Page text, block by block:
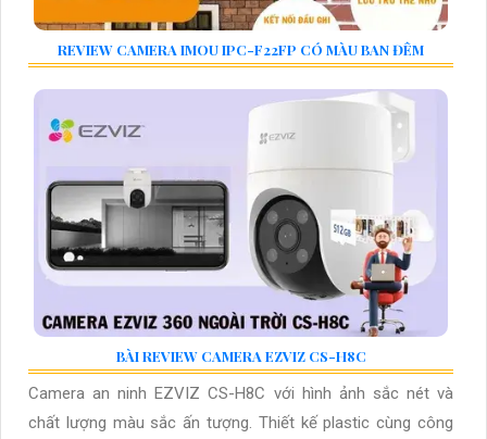
REVIEW CAMERA IMOU IPC-F22FP CÓ MÀU BAN ĐÊM
BÀI REVIEW CAMERA EZVIZ CS-H8C
Camera an ninh EZVIZ CS-H8C với hình ảnh sắc nét và
chất lượng màu sắc ấn tượng. Thiết kế plastic cùng công